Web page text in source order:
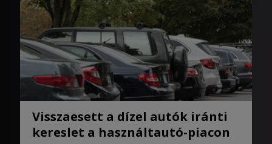
Visszaesett a dízel autók iránti
kereslet a használtautó-piacon